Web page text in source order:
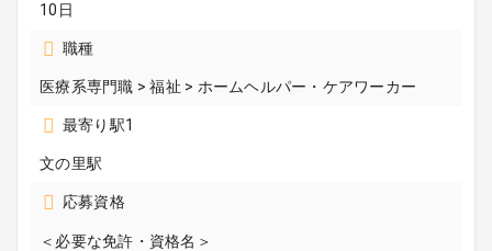
10日
職種
医療系専門職 > 福祉 > ホームヘルパー・ケアワーカー
最寄り駅1
文の里駅
応募資格
＜必要な免許・資格名＞